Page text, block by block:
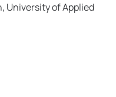
University of Applied